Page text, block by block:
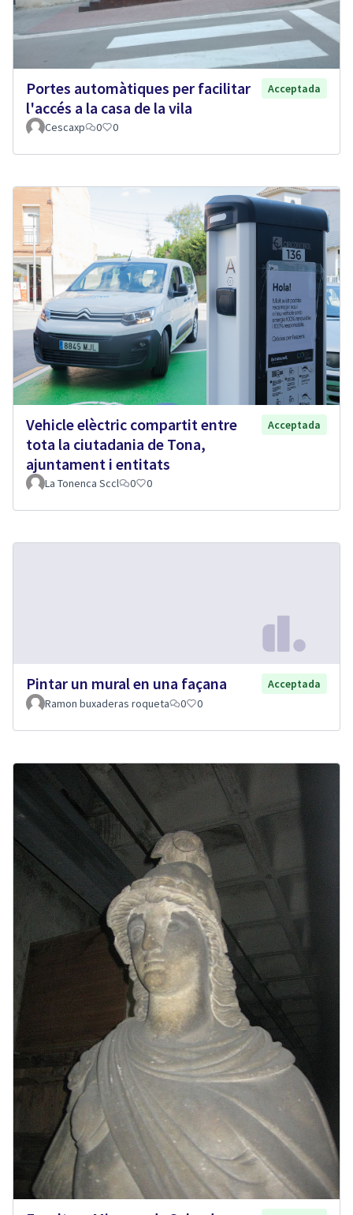
Portes automàtiques per facilitar
l'accés a la casa de la vila
Acceptada
Cescaxp 0 0
Vehicle elèctric compartit entre
tota la ciutadania de Tona,
ajuntament i entitats
Acceptada
La Tonenca Sccl 0 0
Pintar un mural en una façana
Acceptada
Ramon buxaderas roqueta
0 0